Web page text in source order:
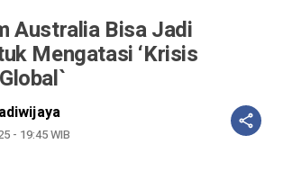
Australia Bisa Jadi
Mengatasi ‘Krisis
- 19:45 WIB